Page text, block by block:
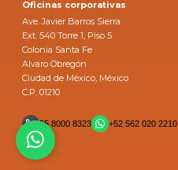
Oficinas corporativas
Ave. Javier Barros Sierra
Ext. 540 Torre 1, Piso 5
Colonia Santa Fe
Alvaro Obregón
Ciudad de México, México
C.P. 01210
55 8000 8323 +52 562 020 2210